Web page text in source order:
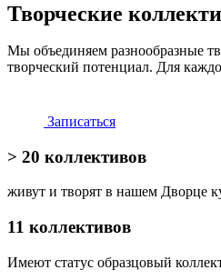
Творческие
Мы объединяем разнообразные
творческий потенциал. Для
Записаться
> 20 коллективов
живут и творят в нашем Дворце
11 коллективов
Имеют статус образцовый